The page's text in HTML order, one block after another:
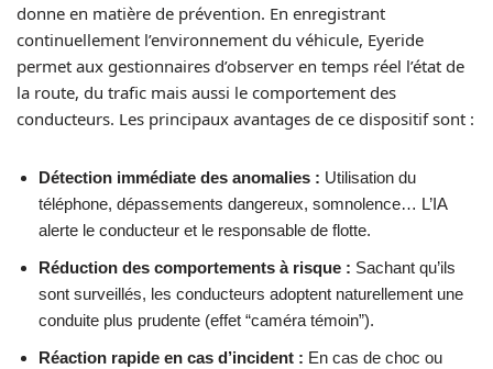
donne en matière de prévention. En enregistrant
continuellement l’environnement du véhicule, Eyeride
permet aux gestionnaires d’observer en temps réel l’état de
la route, du trafic mais aussi le comportement des
conducteurs. Les principaux avantages de ce dispositif sont :
Détection immédiate des anomalies : Utilisation du
téléphone, dépassements dangereux, somnolence… L’IA
alerte le conducteur et le responsable de flotte.
Réduction des comportements à risque : Sachant qu’ils
sont surveillés, les conducteurs adoptent naturellement une
conduite plus prudente (effet “caméra témoin”).
Réaction rapide en cas d’incident : En cas de choc ou